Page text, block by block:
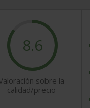
8.6
sobre la
calidad/precio